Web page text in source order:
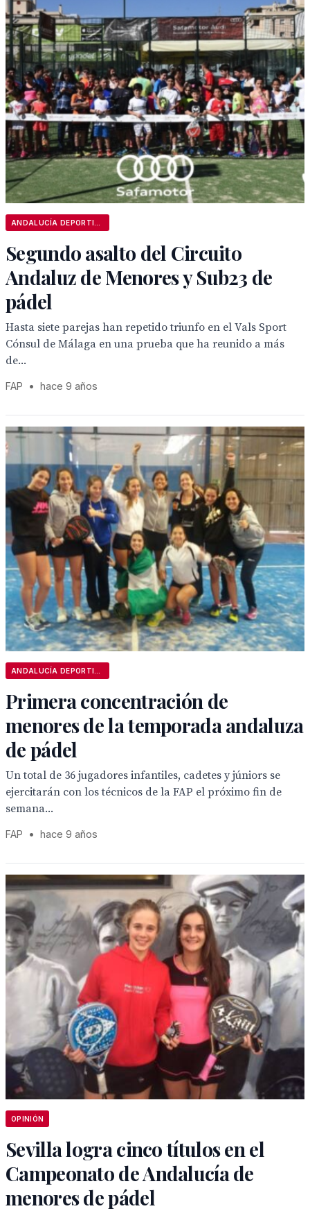
Segundo asalto del Circuito
Andaluz de Menores y Sub23 de
pádel
Hasta siete parejas han repetido triunfo en el Vals Sport
Cónsul de Málaga en una prueba que ha reunido a más
de...
FAP • hace 9 años
Primera concentración de
menores de la temporada andaluza
de pádel
Un total de 36 jugadores infantiles, cadetes y júniors se
ejercitarán con los técnicos de la FAP el próximo fin de
semana...
FAP • hace 9 años
OPINIÓN
Sevilla logra cinco títulos en el
Campeonato de Andalucía de
menores de pádel